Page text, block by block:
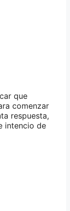
que
comenzar
respuesta,
intencio de